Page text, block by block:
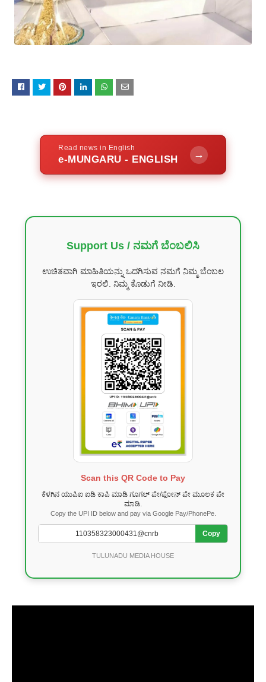
Read news in English
e-MUNGARU - ENGLISH →
Support Us / ನಮಗೆ ಬೆಂಬಲಿಸಿ
ಉಚಿತವಾಗಿ ಮಾಹಿತಿಯನ್ನು ಒದಗಿಸುವ ನಮಗೆ ನಿಮ್ಮ ಬೆಂಬಲ
ಇರಲಿ. ನಿಮ್ಮ ಕೊಡುಗೆ ನೀಡಿ.
Scan this QR Code to Pay
ಕೆಳಗಿನ ಯುಪಿಐ ಐಡಿ ಕಾಪಿ ಮಾಡಿ ಗೂಗಲ್ ಪೇ/ಫೋನ್ ಪೇ ಮೂಲಕ ಪೇ
ಮಾಡಿ.
Copy the UPI ID below and pay via Google Pay/PhonePe.
Copy
TULUNADU MEDIA HOUSE